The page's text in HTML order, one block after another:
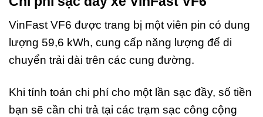
VinFast VF6 được trang bị một viên pin có dung
lượng 59,6 kWh, cung cấp năng lượng để di
chuyển trải dài trên các cung đường.
Khi tính toán chi phí cho một lần sạc đầy, số tiền
bạn sẽ cần chi trả tại các trạm sạc công cộng